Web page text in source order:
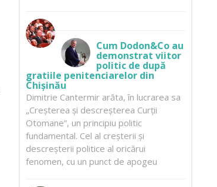
Cum Dodon&Co au
demonstrat viitor
politic de după
gratiile penitenciarelor din
Chișinău
Dimitrie Cantermir arăta, în lucrarea sa
„Creșterea și descreșterea Curții
Otomane”, un principiu politic
fundamental. Cel al creșterii și
descreșterii politice al oricărui
fenomen, cu un punct de apogeu